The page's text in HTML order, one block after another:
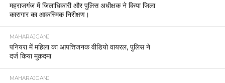
महराजगंज में जिलाधिकारी और पुलिस अधीक्षक ने किया जिला
कारागार का आकस्मिक निरीक्षण।
MAHARAJGANJ
पनियरा में महिला का आपत्तिजनक वीडियो वायरल, पुलिस ने
दर्ज किया मुकदमा
MAHARAJGANJ